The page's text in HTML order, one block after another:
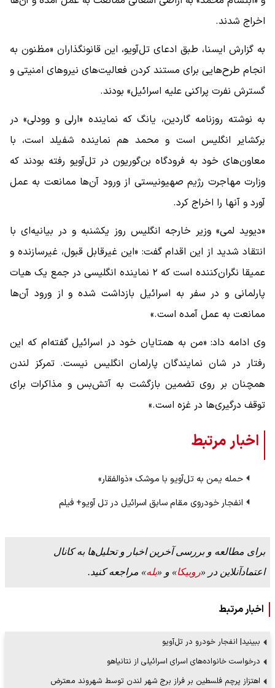
اخراج شدند.
به گزارش ایسنا، طبق ادعای تل‌آویو، این قانونگذاران «مظنون به
انجام طرح‌هایی برای مستند کردن فعالیت‌های نیروهای امنیتی و
گسترش نفرت پراکنی علیه اسرائیل» بودند.
به نوشته روزنامه گاردین، یانگ که نماینده «ارلی و وودلی» در
برکشایر انگلیس است و محمد هم نماینده شفیلد است، با
معاون‌های خود به فرودگاه بن‌گوریون در تل‌آویو رفته بودند که
وزارت مهاجرت رژیم صهیونیستی از ورود آن‌ها ممانعت به عمل
آورد و آنها را اخراج کرد.
«دیوید لمی» وزیر خارجه انگلیس روز یکشنبه و در بیانیه‌ای با
انتقاد شدید از این اقدام گفت: «این غیرقابل قبول، غیرسازنده و
عمیقا نگران‌کننده است که ۲ نماینده انگلیسی در جمع یک هیات
پارلمانی و در سفر به اسرائیل بازداشت شده و از ورود آن‌ها
ممانعت به عمل آمده است.»
وی ادامه داد: «من به همتایان خود در اسرائیل گفته‌ام که این
رفتار در شان نمایندگان پارلمان انگلیس نیست. تمرکز لندن
همچنان بر روی تضمین بازگشت به آتش‌بس و مذاکرات برای
توقف درگیری‌ها در غزه است.»
اخبار مرتبط
حمله یمن به تل‌آویو با موشک «ذوالفقار»
انفجار خودروی مقام سابق اسرائیل در تل آویو+ فیلم
برای مطالعه و بررسی آخرین اخبار و تحلیل‌ها به کانال
اعتمادآنلاین در «روبیکا» و «بله» مراجعه کنید.
اخبار مرتبط
ببینید| انفجار خودرو در تل‌آویو
درخواست خانواده‌های اسرای اسرائیلی از نتانیاهو
اهتزاز پرچم فلسطین بر فراز برج شهر لندن توسط شهروند معترض